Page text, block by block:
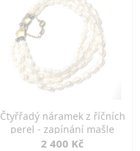
Čtyřřadý náramek z říčních
perel - zapínání mašle
2 400 Kč